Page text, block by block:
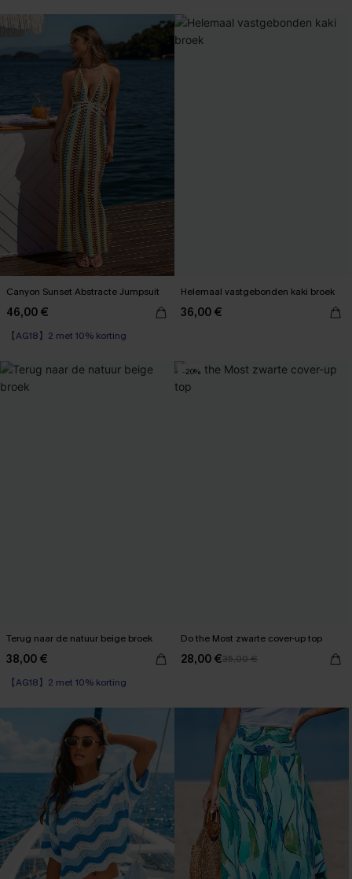
Canyon Sunset Abstracte Jumpsuit
46,00 €
【AG18】2 met 10% korting
Helemaal vastgebonden kaki broek
36,00 €
Terug naar de natuur beige broek
38,00 €
【AG18】2 met 10% korting
-20%
Do the Most zwarte cover-up top
28,00 €35,00 €